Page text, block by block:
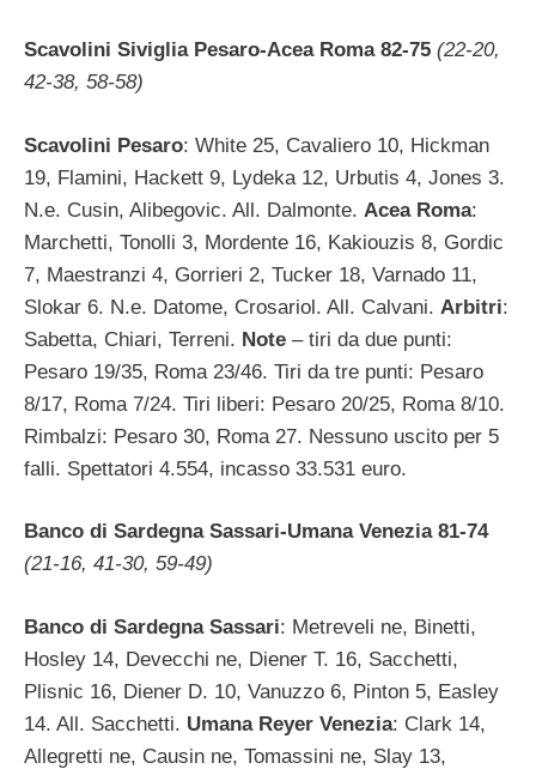
Scavolini Siviglia Pesaro-Acea Roma 82-75 (22-20,
42-38, 58-58)
Scavolini Pesaro: White 25, Cavaliero 10, Hickman
19, Flamini, Hackett 9, Lydeka 12, Urbutis 4, Jones 3.
N.e. Cusin, Alibegovic. All. Dalmonte. Acea Roma:
Marchetti, Tonolli 3, Mordente 16, Kakiouzis 8, Gordic
7, Maestranzi 4, Gorrieri 2, Tucker 18, Varnado 11,
Slokar 6. N.e. Datome, Crosariol. All. Calvani. Arbitri:
Sabetta, Chiari, Terreni. Note – tiri da due punti:
Pesaro 19/35, Roma 23/46. Tiri da tre punti: Pesaro
8/17, Roma 7/24. Tiri liberi: Pesaro 20/25, Roma 8/10.
Rimbalzi: Pesaro 30, Roma 27. Nessuno uscito per 5
falli. Spettatori 4.554, incasso 33.531 euro.
Banco di Sardegna Sassari-Umana Venezia 81-74
(21-16, 41-30, 59-49)
Banco di Sardegna Sassari: Metreveli ne, Binetti,
Hosley 14, Devecchi ne, Diener T. 16, Sacchetti,
Plisnic 16, Diener D. 10, Vanuzzo 6, Pinton 5, Easley
14. All. Sacchetti. Umana Reyer Venezia: Clark 14,
Allegretti ne, Causin ne, Tomassini ne, Slay 13,